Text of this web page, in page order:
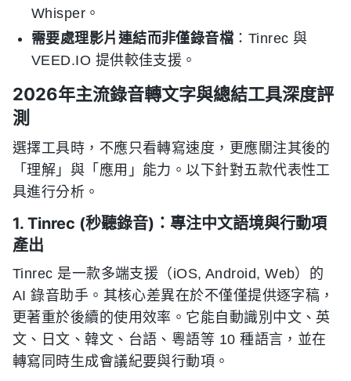
Whisper。
需要處理影片連結而非僅錄音檔 ：Tinrec 與
VEED.IO 提供較佳支援。
2026年主流錄音轉文字與總結工具深度評
測
選擇工具時，不應只看轉寫速度，更應關注其後的
「理解」與「應用」能力。以下針對五款代表性工
具進行分析。
1. Tinrec (秒聽錄音)：專注中文語境與行動項
產出
Tinrec 是一款多端支援（iOS, Android, Web）的
AI 錄音助手。其核心差異在於不僅僅提供逐字稿，
更著重於後續的使用效率。它能自動識別中文、英
文、日文、韓文、台語、粵語等 10 種語言，並在
轉寫同時生成會議紀要與行動項。